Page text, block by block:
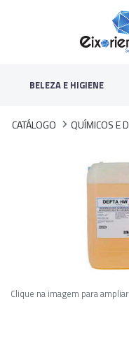
BELEZA E HIGIENE
CATÁLOGO QUÍMICOS E
Clique na imagem para